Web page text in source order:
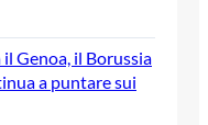
il Genoa, il Borussia
a puntare sui